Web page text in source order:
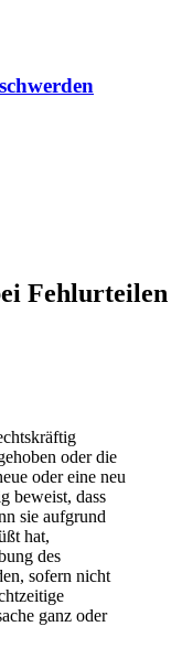
Fehlurteilen
oder die
oder eine neu
beweist, dass
sie aufgrund
hat,
des
sofern nicht
ganz oder